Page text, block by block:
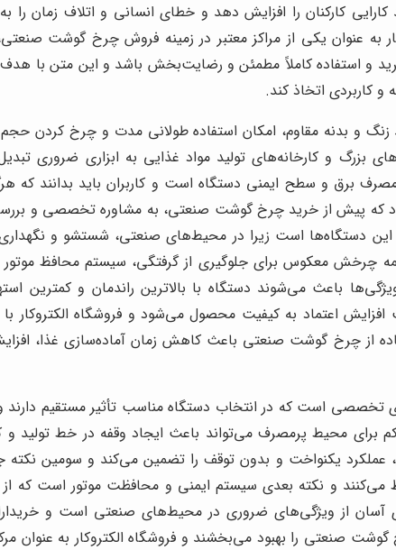
کارکنان را افزایش دهد و خطای انسانی و اتلاف زمان را
به عنوان یکی از مراکز معتبر در زمینه فروش چرخ گوشت
و استفاده کاملاً مطمئن و رضایت‌بخش باشد و این متن با
کاربردی اتخاذ کند.
زنگ و بدنه مقاوم، امکان استفاده طولانی مدت و چرخ کردن
بزرگ و کارخانه‌های تولید مواد غذایی به ابزاری ضروری
مصرف برق و سطح ایمنی دستگاه است و کاربران باید بدانند
که پیش از خرید چرخ گوشت صنعتی، به مشاوره تخصصی و
این دستگاه‌ها است زیرا در محیط‌های صنعتی، شستشو و
چرخش معکوس برای جلوگیری از گرفتگی، سیستم محافظ
باعث می‌شوند دستگاه با بالاترین راندمان و کمترین
اعتماد به کیفیت محصول می‌شود و فروشگاه الکتروکار
از چرخ گوشت صنعتی باعث کاهش زمان آماده‌سازی غذا،
تخصصی است که در انتخاب دستگاه مناسب تأثیر مستقیم
محیط پرمصرف می‌تواند باعث ایجاد وقفه در خط تولید
عملکرد یکنواخت و بدون توقف را تضمین می‌کند و سومین
می‌کنند و نکته بعدی سیستم ایمنی و محافظت موتور است که
آسان از ویژگی‌های ضروری در محیط‌های صنعتی است و
صنعتی را بهبود می‌بخشند و فروشگاه الکتروکار به